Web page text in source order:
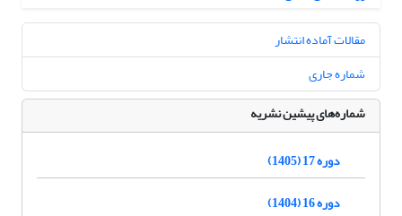
مقالات آماده انتشار
شماره جاری
شماره‌های پیشین نشریه
دوره 17 (1405)
دوره 16 (1404)